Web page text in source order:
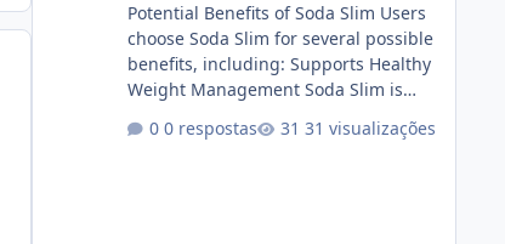
Potential Benefits of Soda Slim Users
choose Soda Slim for several possible
benefits, including: Supports Healthy
Weight Management Soda Slim is
eating and regular exercise rather
0 respostas 31 visualizações